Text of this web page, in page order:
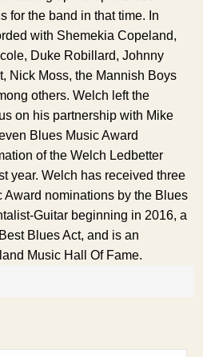
for the band in that time. In
with Shemekia Copeland,
Duke Robillard, Johnny
Nick Moss, the Mannish Boys
others. Welch left the
on his partnership with Mike
Blues Music Award
of the Welch Ledbetter
year. Welch has received three
nominations by the Blues
Guitar beginning in 2016, a
Blues Act, and is an
Music Hall Of Fame.